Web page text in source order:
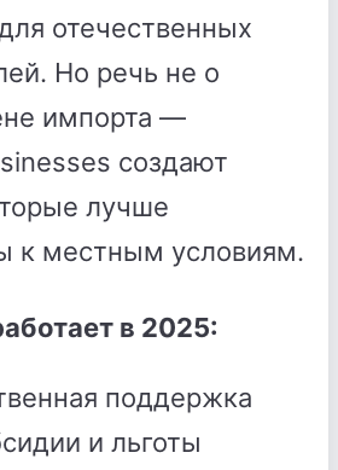
отечественных
Но речь не о
импорта —
создают
лучше
к местным условиям.
в 2025:
поддержка
и льготы